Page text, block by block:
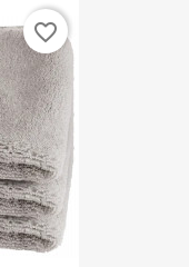
favorite_border